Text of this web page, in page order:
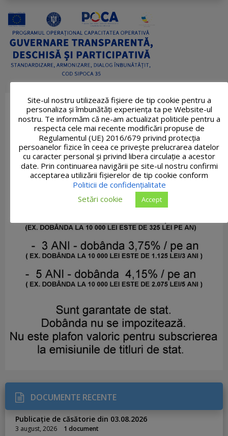
DOCUMENTE RECENTE
Publicație de căsătorie din 03.08.2026
3 august, 2026 1 document
Site-ul nostru utilizează fişiere de tip cookie pentru a
personaliza și îmbunătăți experiența ta pe Website-ul
nostru. Te informăm că ne-am actualizat politicile pentru a
respecta cele mai recente modificări propuse de
Regulamentul (UE) 2016/679 privind protecția
persoanelor fizice în ceea ce privește prelucrarea datelor
cu caracter personal și privind libera circulație a acestor
date. Prin continuarea navigării pe site-ul nostru confirmi
acceptarea utilizării fişierelor de tip cookie conform
Politicii de confidențialitate
Setări cookie
Accept